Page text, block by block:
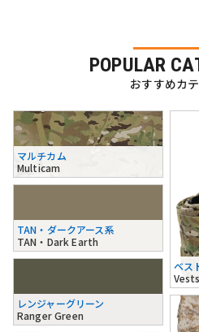
POPULAR
おすすめカ
マルチカム
Multicam
TAN・ダークアース系
TAN・Dark Earth
レンジャーグリーン
Ranger Green
ベス